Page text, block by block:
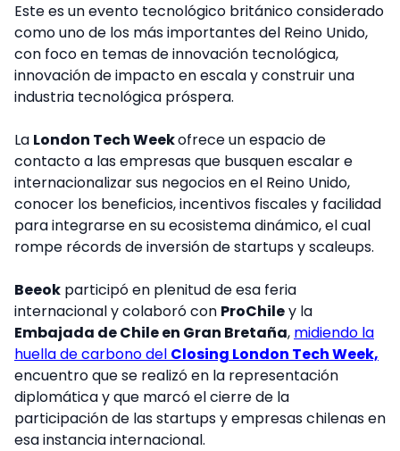
Este es un evento tecnológico británico considerado
como uno de los más importantes del Reino Unido,
con foco en temas de innovación tecnológica,
innovación de impacto en escala y construir una
industria tecnológica próspera.
La London Tech Weekofrece un espacio de
contacto a las empresas que busquen escalar e
internacionalizar sus negocios en el Reino Unido,
conocer los beneficios, incentivos fiscales y facilidad
para integrarse en su ecosistema dinámico, el cual
rompe récords de inversión de startups y scaleups.
Beeok participó en plenitud de esa feria
internacional y colaboró con ProChiley la
Embajada de Chile en Gran Bretaña, midiendo la
huella de carbono del Closing London Tech Week,
encuentro que se realizó en la representación
diplomática y que marcó el cierre de la
participación de las startups y empresas chilenas en
esa instancia internacional.